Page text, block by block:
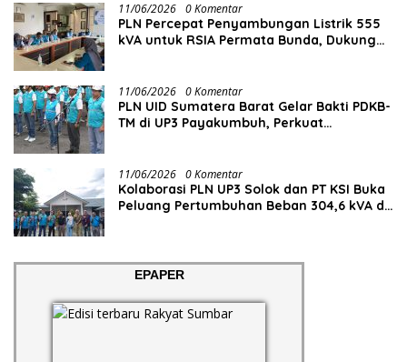
11/06/2026 0 Komentar
PLN Percepat Penyambungan Listrik 555
kVA untuk RSIA Permata Bunda, Dukung
11/06/2026 0 Komentar
PLN UID Sumatera Barat Gelar Bakti PDKB-
TM di UP3 Payakumbuh, Perkuat
11/06/2026 0 Komentar
Kolaborasi PLN UP3 Solok dan PT KSI Buka
Peluang Pertumbuhan Beban 304,6 kVA di
EPAPER